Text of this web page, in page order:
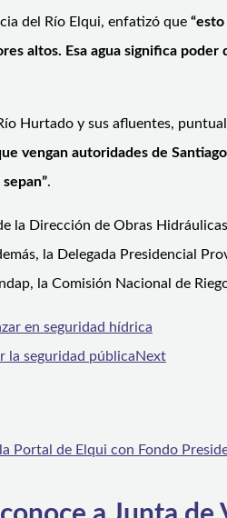
del Río Elqui, enfatizó que
altos. Esa agua significa
Hurtado y sus afluentes,
vengan autoridades de
.
la Dirección de Obras
la Delegada Presidencial
la Comisión Nacional de
en seguridad hídrica
la seguridad públicaNext